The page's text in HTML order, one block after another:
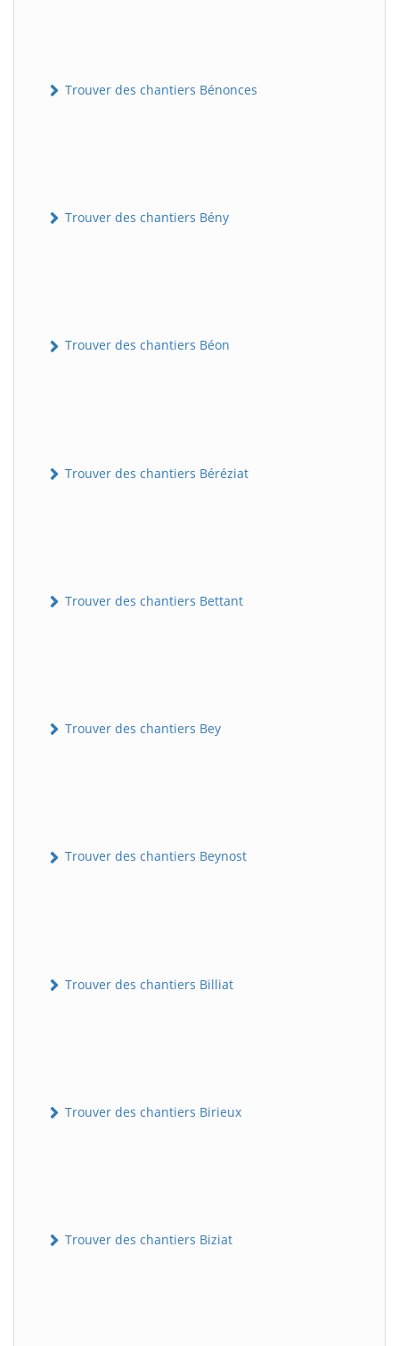
Trouver des chantiers Bénonces
Trouver des chantiers Bény
Trouver des chantiers Béon
Trouver des chantiers Béréziat
Trouver des chantiers Bettant
Trouver des chantiers Bey
Trouver des chantiers Beynost
Trouver des chantiers Billiat
Trouver des chantiers Birieux
Trouver des chantiers Biziat